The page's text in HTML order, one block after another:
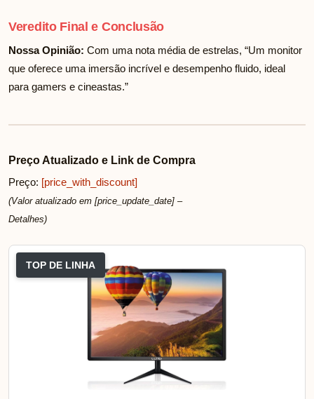
Veredito Final e Conclusão
Nossa Opinião: Com uma nota média de estrelas, “Um monitor
que oferece uma imersão incrível e desempenho fluido, ideal
para gamers e cineastas.”
Preço Atualizado e Link de Compra
Preço: [price_with_discount]
(Valor atualizado em [price_update_date] –
Detalhes)
TOP DE LINHA